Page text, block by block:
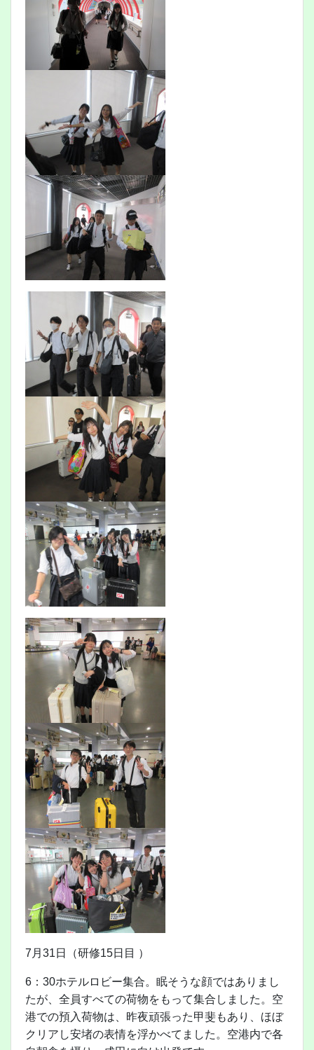
7月31日（研修15日目 ）
6：30ホテルロビー集合。眠そうな顔ではありまし
たが、全員すべての荷物をもって集合しました。空
港での預入荷物は、昨夜頑張った甲斐もあり、ほぼ
クリアし安堵の表情を浮かべてました。空港内で各